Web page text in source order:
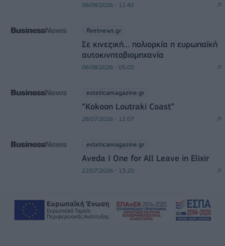
06/08/2026 - 11:42
fleetnews.gr
Σε κινεζική… πολιορκία η ευρωπαϊκή
αυτοκινητοβιομηχανία
06/08/2026 - 05:00
esteticamagazine.gr
“Kokoon Loutraki Coast”
28/07/2026 - 12:07
esteticamagazine.gr
Aveda I One for All Leave in Elixir
22/07/2026 - 13:20